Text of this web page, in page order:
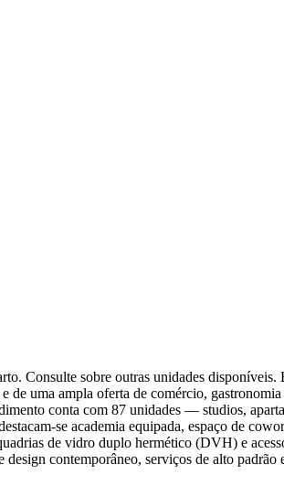
Consulte sobre outras unidades
de uma ampla oferta de comércio,
conta com 87 unidades — studios,
se academia equipada, espaço de
de vidro duplo hermético (DVH) e
contemporâneo, serviços de alto